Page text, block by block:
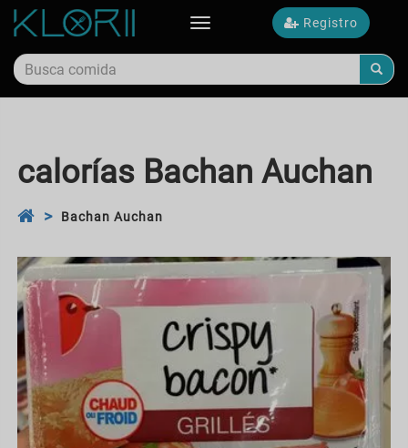
Registro
Toggle
calorías Bachan Auchan
Bachan Auchan